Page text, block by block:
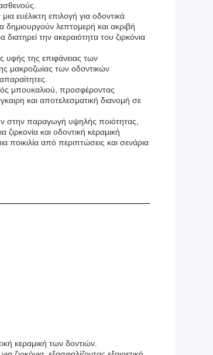
ευέλικτη επιλογή για οδοντικά
δημιουργούν λεπτομερή και ακριβή
την ακεραιότητα του ζιρκόνια
υφής της επιφάνειας των
μακροζωίας των οδοντικών
μπουκαλιού, προσφέροντας
και αποτελεσματική διανομή σε
στην παραγωγή υψηλής ποιότητας,
και οδοντική κεραμική
από περιπτώσεις και σενάρια
κεραμική των δοντιών.